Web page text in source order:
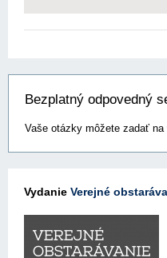
Bezplatný odpovedný
Vaše otázky môžete zadať na
Vydanie Verejné